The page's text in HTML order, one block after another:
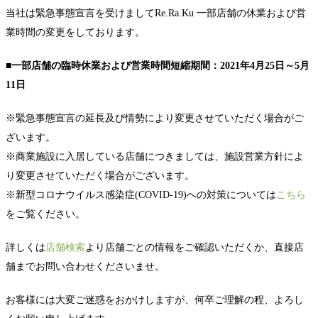
当社は緊急事態宣言を受けましてRe.Ra.Ku 一部店舗の休業および営
業時間の変更をしております。
■一部店舗の臨時休業および営業時間短縮期間：2021年4月25日～5月
11日
※緊急事態宣言の延長及び情勢により変更させていただく場合がご
ざいます。
※商業施設に入居している店舗につきましては、施設営業方針によ
り変更させていただく場合がございます。
※新型コロナウイルス感染症(COVID-19)への対策については こちら
をご覧ください。
詳しくは 店舗検索より店舗ごとの情報をご確認いただくか、直接店
舗までお問い合わせくださいませ。
お客様には大変ご迷惑をおかけしますが、何卒ご理解の程、よろし